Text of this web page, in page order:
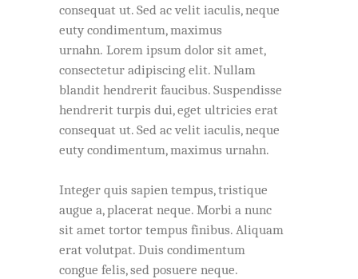
consequat ut. Sed ac velit iaculis, neque
euty condimentum, maximus
urnahn. Lorem ipsum dolor sit amet,
consectetur adipiscing elit. Nullam
blandit hendrerit faucibus. Suspendisse
hendrerit turpis dui, eget ultricies erat
consequat ut. Sed ac velit iaculis, neque
euty condimentum, maximus urnahn.
Integer quis sapien tempus, tristique
augue a, placerat neque. Morbi a nunc
sit amet tortor tempus finibus. Aliquam
erat volutpat. Duis condimentum
congue felis, sed posuere neque.